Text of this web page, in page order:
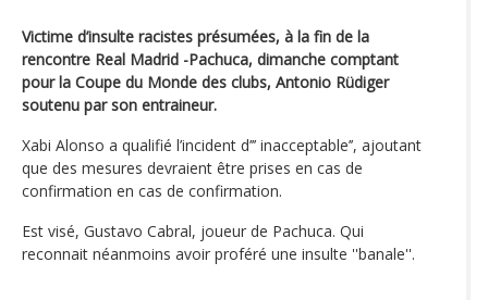
Victime d’insulte racistes présumées, à la fin de la
rencontre Real Madrid -Pachuca, dimanche comptant
pour la Coupe du Monde des clubs, Antonio Rüdiger
soutenu par son entraineur.
Xabi Alonso a qualifié l’incident d’’’ inacceptable’’, ajoutant
que des mesures devraient être prises en cas de
confirmation en cas de confirmation.
Est visé, Gustavo Cabral, joueur de Pachuca. Qui
reconnait néanmoins avoir proféré une insulte ''banale''.